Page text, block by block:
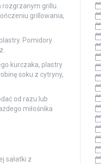
grillu.
grillowania,
Pomidory
kurczaka, plastry
soku z cytryny,
od razu lub
miłośnika
sałatki z